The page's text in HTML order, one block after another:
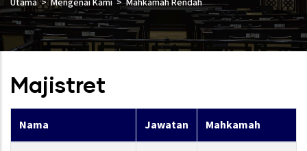
Utama Mengenai Kami Mahkamah Rendah
Majistret
Nama Jawatan Mahkamah